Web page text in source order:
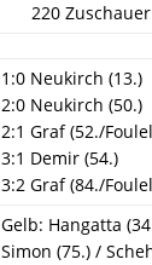
220 Zuschauer
1:0 Neukirch (13.)
2:0 Neukirch (50.)
2:1 Graf (52./
3:1 Demir (54.)
3:2 Graf (84./
Gelb: Hangatta
Simon (75.) /